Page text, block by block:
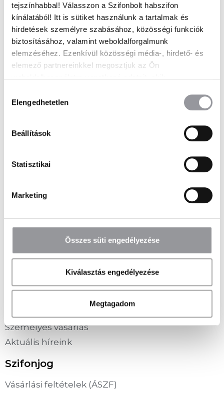
tejszínhabbal! Válasszon a Szifonbolt habszifon
kínálatából! Itt is sütiket használunk a tartalmak és
hirdetések személyre szabásához, közösségi funkciók
biztosításához, valamint weboldalforgalmunk
elemzéséhez. Ezenkívül közösségi média-, hirdető- és
elemező partnereinkkel megosztjuk az Ön
amelyeket Ön adott meg számukra vagy az Ön által
kiválasztása
Elengedhetetlen
Beállítások
Statisztikai
Marketing
Összes süti engedélyezése
Kiválasztás engedélyezése
Megtagadom
Megrendelését csomagpontba is kérheti
Információk
Vásárlás folyamata
Személyes vásárlás
Aktuális híreink
Szifonjog
Vásárlási feltételek (ÁSZF)